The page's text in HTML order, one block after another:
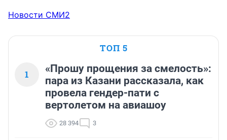
Новости СМИ2
ТОП 5
1
«Прошу прощения за смелость»:
пара из Казани рассказала, как
провела гендер-пати с
вертолетом на авиашоу
28 394 3